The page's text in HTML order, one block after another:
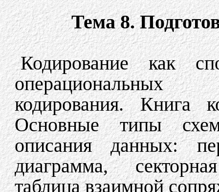
Тема 8.
Кодирование как
операциональных
кодирования. Книга
Основные типы
описания данных:
диаграмма,
таблица взаимной